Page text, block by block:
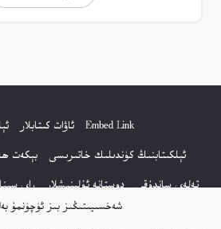
شەخسىيىتىڭىز بىز ئۈچۈنمۇ
Embed Link ئاۋات كىتابلار
ئېلكىتابنىڭ كۈندىلىك خاتىرىسى
بېكەت
تەلەي ساندۇقى
دوستانە ئۇلىنىشلار راي
كۆپ سورالغان سۇئاللار
كىتاب تىزىملىكى